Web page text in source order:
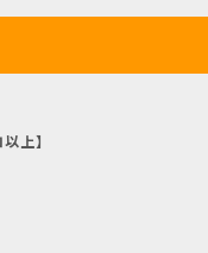
の食感と味わいを一度に
堪能してくださいね！ ■ 発
しみください！
上】